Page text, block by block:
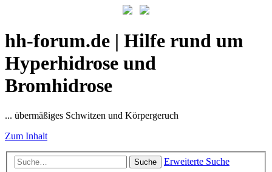
hh-forum.de | Hilfe rund um
Hyperhidrose und
Bromhidrose
... übermäßiges Schwitzen und Körpergeruch
Zum Inhalt
Suche Erweiterte Suche